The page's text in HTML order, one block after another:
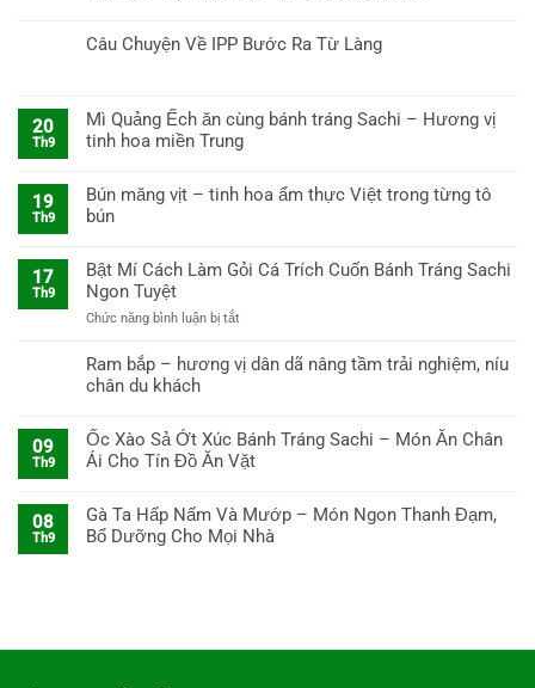
Câu Chuyện Về IPP Bước Ra Từ Làng
20
Th9
Mì Quảng Ếch ăn cùng bánh tráng Sachi – Hương vị
tinh hoa miền Trung
19
Th9
Bún măng vịt – tinh hoa ẩm thực Việt trong từng tô
bún
17
Th9
Bật Mí Cách Làm Gỏi Cá Trích Cuốn Bánh Tráng Sachi
Ngon Tuyệt
Chức năng bình luận bị tắt
Mí
Cách
Cá
Trích
Cuốn
Tráng
Sachi
Ngon
Ram bắp – hương vị dân dã nâng tầm trải nghiệm, níu
chân du khách
09
Th9
Ốc Xào Sả Ớt Xúc Bánh Tráng Sachi – Món Ăn Chân
Ái Cho Tín Đồ Ăn Vặt
08
Th9
Gà Ta Hấp Nấm Và Mướp – Món Ngon Thanh Đạm,
Bổ Dưỡng Cho Mọi Nhà